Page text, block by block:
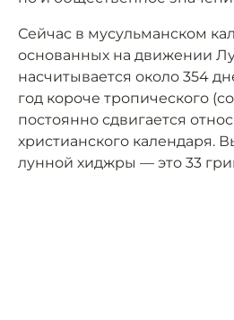
Сейчас в мусульманском
основанных на движении
насчитывается около 354
год короче тропического
постоянно сдвигается
христианского календаря.
лунной хиджры — это 33